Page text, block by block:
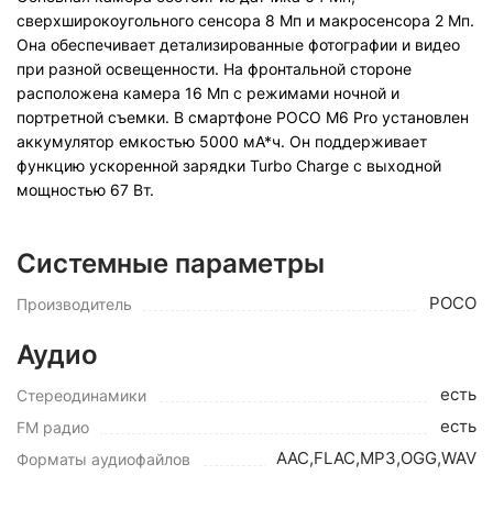
сверхширокоугольного сенсора 8 Мп и макросенсора 2 Мп.
Она обеспечивает детализированные фотографии и видео
при разной освещенности. На фронтальной стороне
расположена камера 16 Мп с режимами ночной и
портретной съемки. В смартфоне POCO M6 Pro установлен
аккумулятор емкостью 5000 мА*ч. Он поддерживает
функцию ускоренной зарядки Turbo Charge с выходной
мощностью 67 Вт.
Системные параметры
Производитель POCO
Аудио
Стереодинамики есть
FM радио есть
Форматы аудиофайлов AAC,FLAC,MP3,OGG,WAV